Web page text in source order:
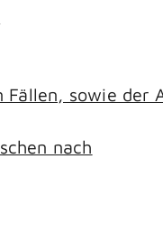
Fällen, sowie der
nach